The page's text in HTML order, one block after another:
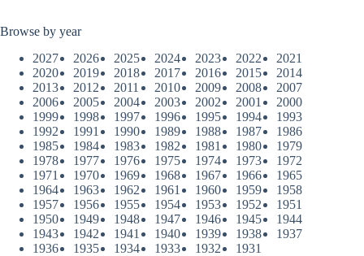
Browse by year
2027
2026 2025 2024 2023 2022
2021
2020
2019 2018 2017 2016 2015
2014
2013
2012 2011 2010 2009 2008
2007
2006
2005 2004 2003 2002 2001
2000
1999
1998 1997 1996 1995 1994
1993
1992
1991 1990 1989 1988 1987
1986
1985
1984 1983 1982 1981 1980
1979
1978
1977 1976 1975 1974 1973
1972
1971
1970 1969 1968 1967 1966
1965
1964
1963 1962 1961 1960 1959
1958
1957
1956 1955 1954 1953 1952
1951
1950
1949 1948 1947 1946 1945
1944
1943
1942 1941 1940 1939 1938
1937
1936
1935 1934 1933 1932 1931